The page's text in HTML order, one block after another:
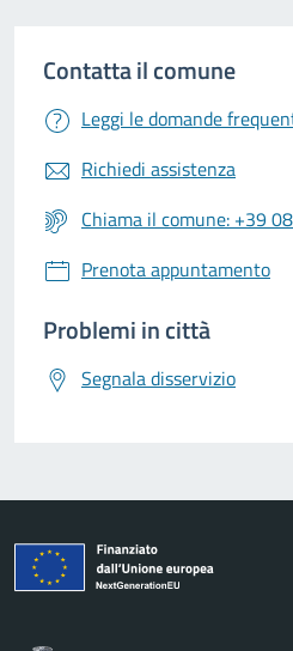
Contatta il comune
Leggi le domande
Richiedi assistenza
Chiama il comune: +39
Prenota appuntamento
Problemi in città
Segnala disservizio